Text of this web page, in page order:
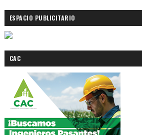
ESPACIO PUBLICITARIO
CAC